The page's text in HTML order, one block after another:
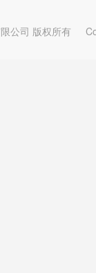
公司 版权所有